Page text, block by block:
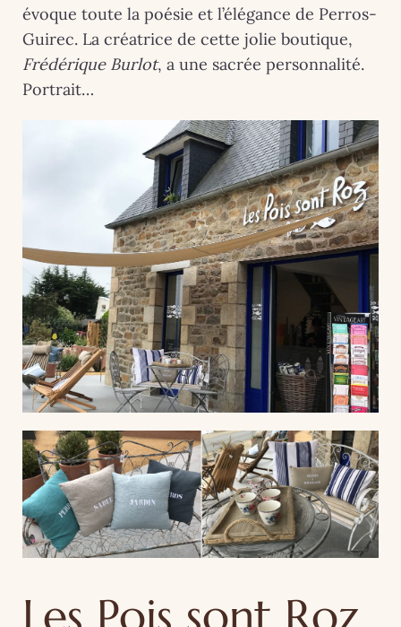
évoque toute la poésie et l’élégance de Perros-
Guirec. La créatrice de cette jolie boutique,
Frédérique Burlot, a une sacrée personnalité.
Portrait…